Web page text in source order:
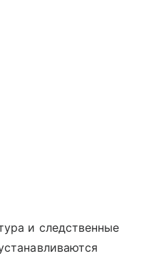
и следственные